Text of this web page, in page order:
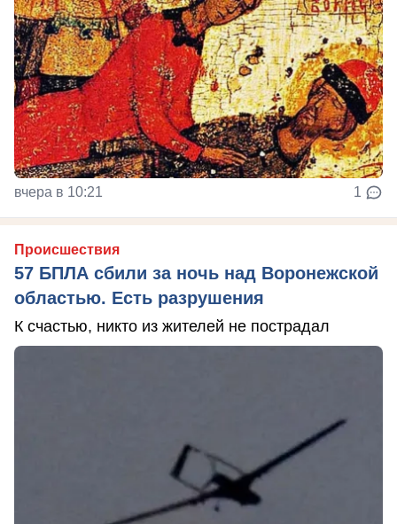
вчера в 10:21 1
Происшествия
57 БПЛА сбили за ночь над Воронежской
областью. Есть разрушения
К счастью, никто из жителей не пострадал